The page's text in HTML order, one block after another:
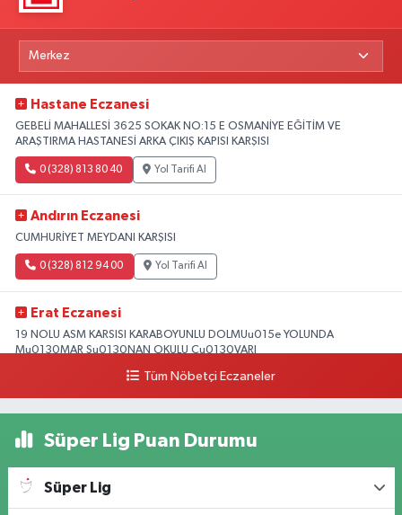
Hastane Eczanesi
GEBELİ MAHALLESİ 3625 SOKAK NO:15 E OSMANİYE EĞİTİM VE
ARAŞTIRMA HASTANESİ ARKA ÇIKIŞ KAPISI KARŞISI
0 (328) 813 80 40 Yol Tarifi Al
Andırın Eczanesi
CUMHURİYET MEYDANI KARŞISI
0 (328) 812 94 00 Yol Tarifi Al
Erat Eczanesi
19 NOLU ASM KARSISI KARABOYUNLU DOLMUu015e YOLUNDA
Mu0130MAR Su0130NAN OKULU Cu0130VARI
Yol Tarifi Al
Tüm Nöbetçi Eczaneler
Süper Lig Puan Durumu
Süper Lig